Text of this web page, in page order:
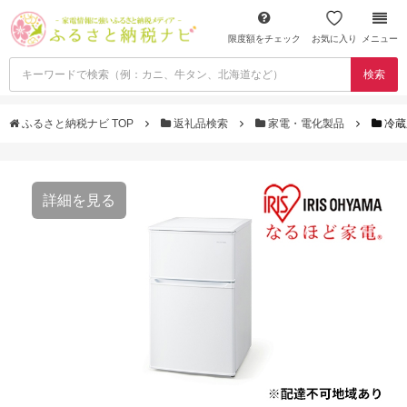
限度額をチェック お気に入り メニュー
検索
ふるさと納税ナビ TOP 返礼品検索 家電・電化製品 冷
詳細を見る